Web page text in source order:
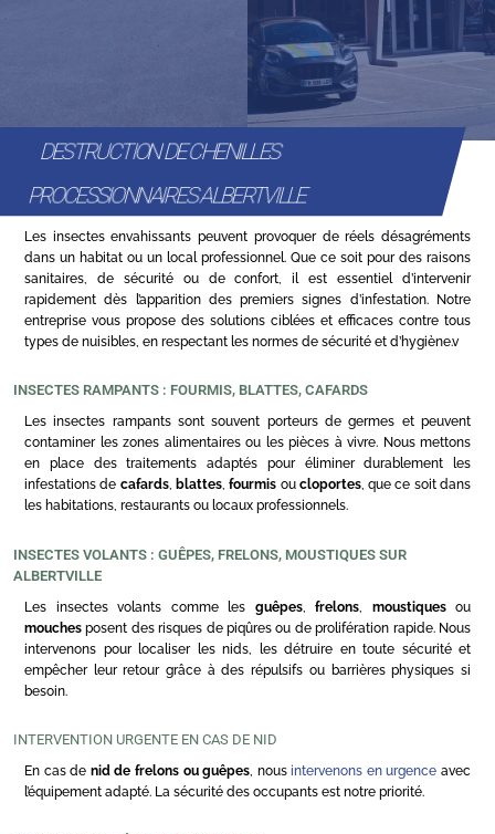
DESTRUCTION DE CHENILLES
PROCESSIONNAIRES ALBERTVILLE
Les insectes envahissants peuvent provoquer de réels désagréments
dans un habitat ou un local professionnel. Que ce soit pour des raisons
sanitaires, de sécurité ou de confort, il est essentiel d’intervenir
rapidement dès l’apparition des premiers signes d’infestation. Notre
entreprise vous propose des solutions ciblées et efficaces contre tous
types de nuisibles, en respectant les normes de sécurité et d’hygiène.v
INSECTES RAMPANTS : FOURMIS, BLATTES, CAFARDS
Les insectes rampants sont souvent porteurs de germes et peuvent
contaminer les zones alimentaires ou les pièces à vivre. Nous mettons
en place des traitements adaptés pour éliminer durablement les
infestations de cafards, blattes,fourmis ou cloportes, que ce soit dans
les habitations, restaurants ou locaux professionnels.
INSECTES VOLANTS : GUÊPES, FRELONS, MOUSTIQUES SUR
ALBERTVILLE
Les insectes volants comme les guêpes, frelons moustiquesou
mouches posent des risques de piqûres ou de prolifération rapide. Nous
intervenons pour localiser les nids, les détruire en toute sécurité et
empêcher leur retour grâce à des répulsifs ou barrières physiques si
besoin.
INTERVENTION URGENTE EN CAS DE NID
En cas de nid de frelons ou guêpes, nousintervenons en urgence avec
l’équipement adapté. La sécurité des occupants est notre priorité.